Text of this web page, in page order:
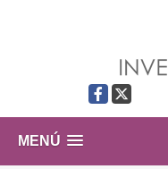
Facebook
X
MENÚ